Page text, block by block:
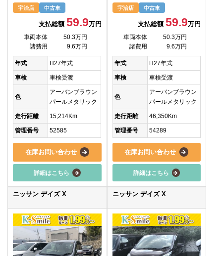
宇治店 中古車
支払総額 59.9万円
車両本体
50.3万円
諸費用
9.6万円
年式 H27年式
車検 車検受渡
色
アーバンブラウン
パールメタリック
走行距離 15,214Km
管理番号 52585
在庫お問い合わせ
詳細はこちら
宇治店 中古車
支払総額59.9万円
車両本体
50.3万円
諸費用
9.6万円
年式 H27年式
車検 車検受渡
色
アーバンブラウン
パールメタリック
走行距離 46,350Km
管理番号 54289
在庫お問い合わせ
詳細はこちら
ニッサン デイズ X ニッサン デイズ X